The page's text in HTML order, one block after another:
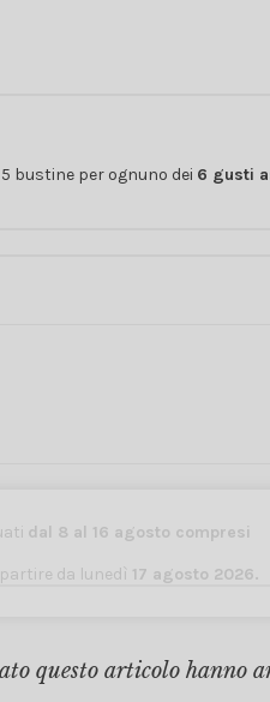
bustine per ognuno dei 6 gusti
questo articolo hanno
dal 8 al 16 agosto compresi
da lunedì 17 agosto 2026.